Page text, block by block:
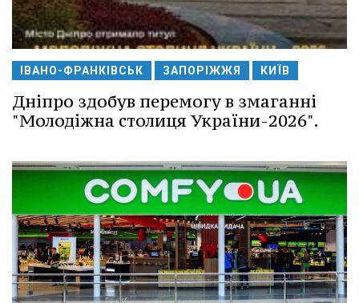
ІВАНО-ФРАНКІВСЬК ЗАПОРІЖЖЯ КИЇВ
Дніпро здобув перемогу в змаганні
"Молодіжна столиця України-2026".